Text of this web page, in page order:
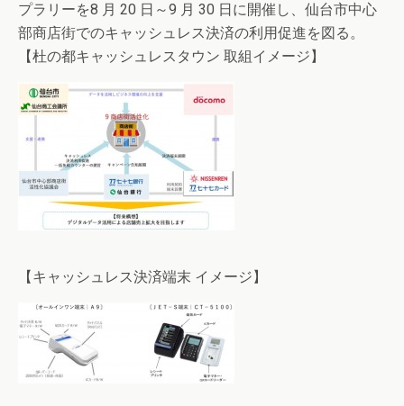
プラリーを8 月 20 日～9 月 30 日に開催し、仙台市中心
部商店街でのキャッシュレス決済の利用促進を図る。
【杜の都キャッシュレスタウン 取組イメージ】
【キャッシュレス決済端末 イメージ】